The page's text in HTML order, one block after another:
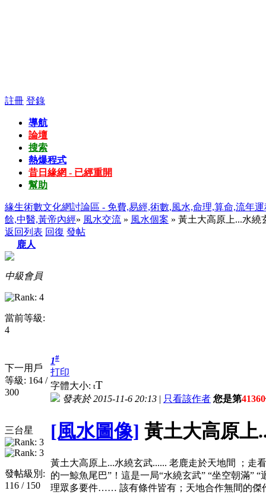
註冊 登錄
導航
論壇
搜索
熱爆程式
昔日緣網 - 已經重開
幫助
緣生術數文化網討論區 - 免費,易經,術數,風水,命理,算命,流年
餘,中醫,黃帝內經» 風水交流 » 風水個案 » 黃土大高原上...水繞
返回列表 回復 發帖
鹿人
中級會員
當前等級:
4
下一用戶
等級: 164 /
300
三台星
發帖級別:
116 / 150
1#
打印
字體大小: tT
發表於 2015-11-6 20:13 | 只看該作者 您是第41360
[風水圖像] 黃土大高原上
黃土大高原上...水繞玄武...... 老鹿走於天地間 ；
的一鯨魚尾巴”！這是一局“水繞玄武” “坐空朝滿”
理眾多要件…… 該有條件皆有；天地合作無間的傑